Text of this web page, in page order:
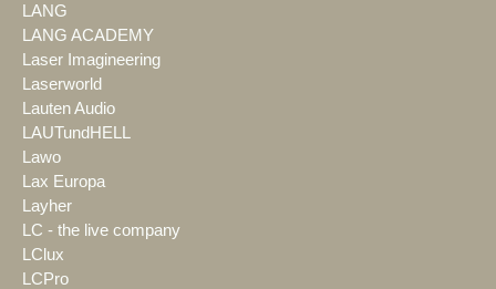
LANG
LANG ACADEMY
Laser Imagineering
Laserworld
Lauten Audio
LAUTundHELL
Lawo
Lax Europa
Layher
LC - the live company
LClux
LCPro